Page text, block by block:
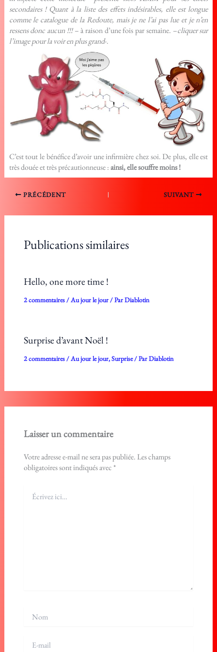
secondaires ! Quant à la liste des effets indésirables, elle est longue
comme le catalogue de la Redoute, mais je ne l’ai pas lue et je n’en
ressens donc aucun !!!– à raison d’une fois par semaine. –cliquer sur
l’image pour la voir en plus grand-.
C’est tout le bénéfice d’avoir une infirmière chez soi. De plus, elle est
très douée et très précautionneuse :ainsi, elle souffre moins !
PRÉCÉDENT SUIVANT
Publications similaires
Hello, one more time !
2 commentaires/Au jour le jour/ ParDiablotin
Surprise d’avant Noël !
2 commentaires/Au jour le jour,Surprise/ ParDiablotin
Laisser un commentaire
Votre adresse e-mail ne sera pas publiée.Les champs
obligatoires sont indiqués avec *
ici…
mail